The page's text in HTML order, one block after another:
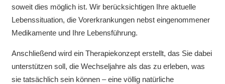
soweit dies möglich ist. Wir berücksichtigen Ihre aktuelle
Lebenssituation, die Vorerkrankungen nebst eingenommener
Medikamente und Ihre Lebensführung.
Anschließend wird ein Therapiekonzept erstellt, das Sie dabei
unterstützen soll, die Wechseljahre als das zu erleben, was
sie tatsächlich sein können – eine völlig natürliche